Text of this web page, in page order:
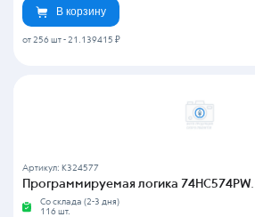
В корзину
от 256 шт - 21.139415 ₽
Артикул: K324577
Программируемая логика
Со склада (2-3 дня)
116 шт.